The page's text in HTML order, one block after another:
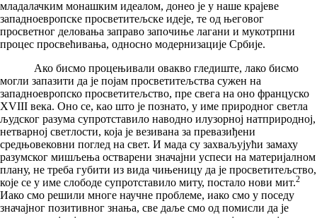
младалачким монашким идеалом, донео је у наше крајеве
западноевропске просветитељске идеје, те од његовог
просветног деловања заправо започиње лагани и мукотрпни
процес просвећивања, односно модернизације Србије.
Ако бисмо процењивали овакво гледиште, лако бисмо
могли запазити да је појам просветитељства сужен на
западноевропско просветитељство, пре свега на оно француско
XVIII века. Оно се, као што је познато, у име природног светла
људског разума супротставило наводно илузорној натприродној,
нетварној светлости, која је везивана за превазиђени
средњовековни поглед на свет. И мада су захваљујући замаху
разумског мишљења остварени значајни успеси на материјалном
плану, не треба губити из вида чињеницу да је просветитељство,
које се у име слободе супротставило миту, постало нови мит.2
Иако смо решили многе научне проблеме, иако смо у поседу
значајног позитивног знања, све даље смо од помисли да је